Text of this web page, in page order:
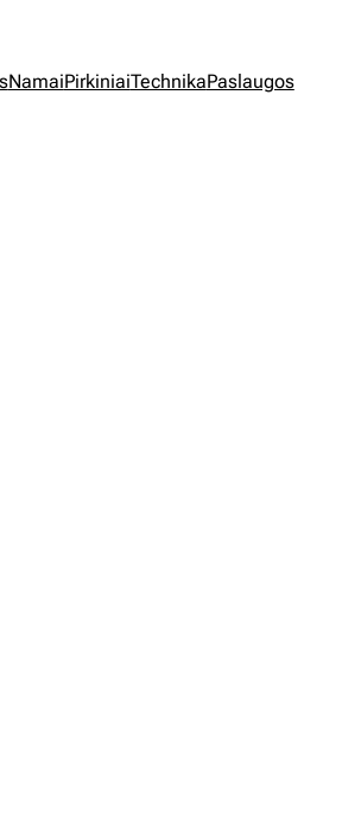
NamaiPirkiniaiTechnikaPaslaugos